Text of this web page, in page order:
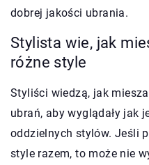
dobrej jakości ubrania.
Stylista wie, jak
różne style
Styliści wiedzą, jak
ubrań, aby wyglądały jak
oddzielnych stylów. Jeśli
style razem, to może nie